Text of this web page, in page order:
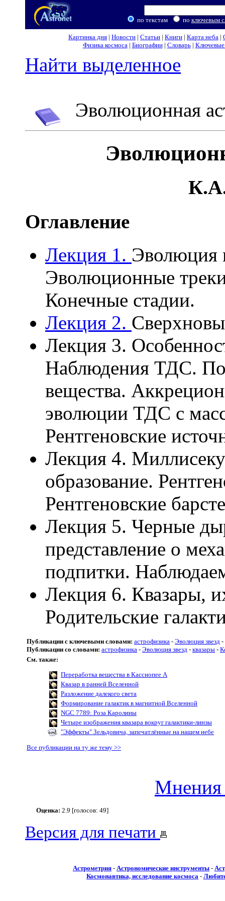
по текстам по ключевым
Картинка дня | Новости | Статьи | Книги | Карта неба |
Физика космоса| Биографии| Словарь| Ключевые
Найти выделенное
Эволюционная
Оглавление
Лекция 1. Эволюция
Эволюционные
Конечные стадии.
Лекция 2.
Лекция 3.
Наблюдения ТДС.
вещества.
эволюции ТДС с
Рентгеновские
Лекция 4.
образование.
Рентгеновские
Лекция 5. Черные
представление о
подпитки.
Лекция 6. Квазары,
Родительские
Публикации с ключевыми словами: астрофизика - Эволюция звезд -
Публикации со словами: астрофизика - Эволюция звезд - квазары -
См. также:
Переработка вещества в Кассиопее А
Квазар в ранней Вселенной
Разложение далекого света
Формирование галактик в магнитной Вселенной
NGC 7789: Роза Каролины
Четыре изображения квазара вокруг галактики-линзы
"Эффекты" Зельдовича, запечатлённые на нашем небе
Все публикации на ту же тему >>
Мнения
Оценка: 2.9 [голосов: 49]
Версия для печати
Астрометрия - Астрономические инструменты -
Космонавтика, исследование космоса -